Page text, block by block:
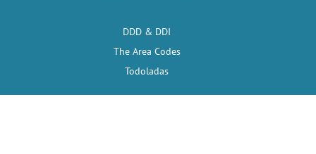
DDD & DDI
The Area Codes
Todoladas